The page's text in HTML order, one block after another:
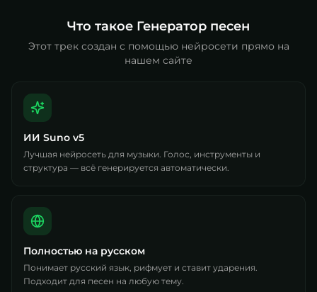
Что такое Генератор песен
Этот трек создан с помощью нейросети прямо на
нашем сайте
ИИ Suno v5
Лучшая нейросеть для музыки. Голос, инструменты и
структура — всё генерируется автоматически.
Полностью на русском
Понимает русский язык, рифмует и ставит ударения.
Подходит для песен на любую тему.